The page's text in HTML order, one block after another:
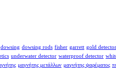
dowsing dowsing rods fisher garrett gold detector
underwater detector waterproof detector
μαγνήτης μετάλλων μαγνήτης ψαρέματος